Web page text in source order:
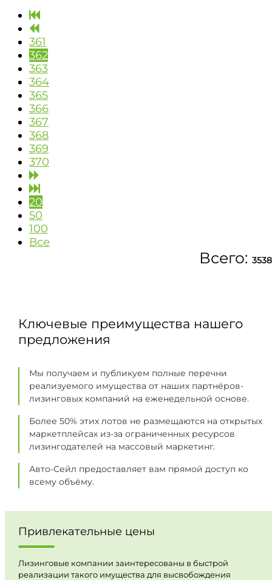
361
362
363
364
365
366
367
368
369
370
20
50
100
Все
Всего:
Ключевые преимущества нашего
предложения
Мы получаем и публикуем полные перечни
реализуемого имущества от наших партнёров-
лизинговых компаний на еженедельной основе.
Более 50% этих лотов не размещаются на открытых
маркетплейсах из-за ограниченных ресурсов
лизингодателей на массовый маркетинг.
Авто-Сейл предоставляет вам прямой доступ ко
всему объёму.
Привлекательные цены
Лизинговые компании заинтересованы в быстрой
реализации такого имущества для высвобождения